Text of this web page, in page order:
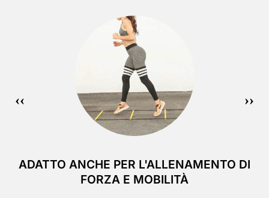
ADATTO ANCHE PER L'ALLENAMENTO DI
FORZA E MOBILITÀ